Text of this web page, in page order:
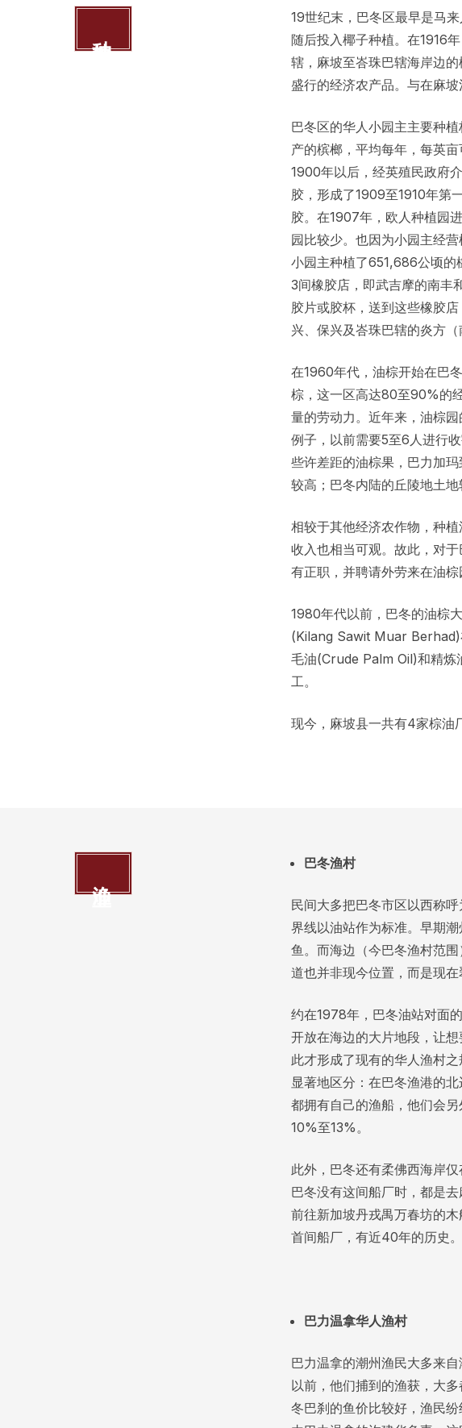
19世纪末，巴冬区最早是马
随后投入椰子种植。在1916
辖，麻坡至峇珠巴辖海岸边
盛行的经济农产品。与在麻
巴冬区的华人小园主主要种
产的槟榔，平均每年，每英
1900年以后，经英殖民政府
胶，形成了1909至1910年第
胶。在1907年，欧人种植园
园比较少。也因为小园主经
小园主种植了651,686公顷的
3间橡胶店，即武吉摩的南丰
胶片或胶杯，送到这些橡胶
兴、保兴及峇珠巴辖的炎方（
在1960年代，油棕开始在巴
棕，这一区高达80至90%的
量的劳动力。近年来，油棕
例子，以前需要5至6人进行
些许差距的油棕果，巴力加
较高；巴冬内陆的丘陵地土
相较于其他经济农作物，种
收入也相当可观。故此，对
有正职，并聘请外劳来在油棕
1980年代以前，巴冬的油棕
(Kilang Sawit Muar Berhad)
毛油(Crude Palm Oil)和精炼
工。
现今，麻坡县一共有4家棕油
巴冬渔村
民间大多把巴冬市区以西称
界线以油站作为标准。早期
鱼。而海边（今巴冬渔村范
道也并非现今位置，而是现在
约在1978年，巴冬油站对面
开放在海边的大片地段，让
此才形成了现有的华人渔村
显著地区分：在巴冬渔港的
都拥有自己的渔船，他们会
10%至13%。
此外，巴冬还有柔佛西海岸
巴冬没有这间船厂时，都是
前往新加坡丹戎禺万春坊的
首间船厂，有近40年的历史。
巴力温拿华人渔村
巴力温拿的潮州渔民大多来
以前，他们捕到的渔获，大
冬巴刹的鱼价比较好，渔民